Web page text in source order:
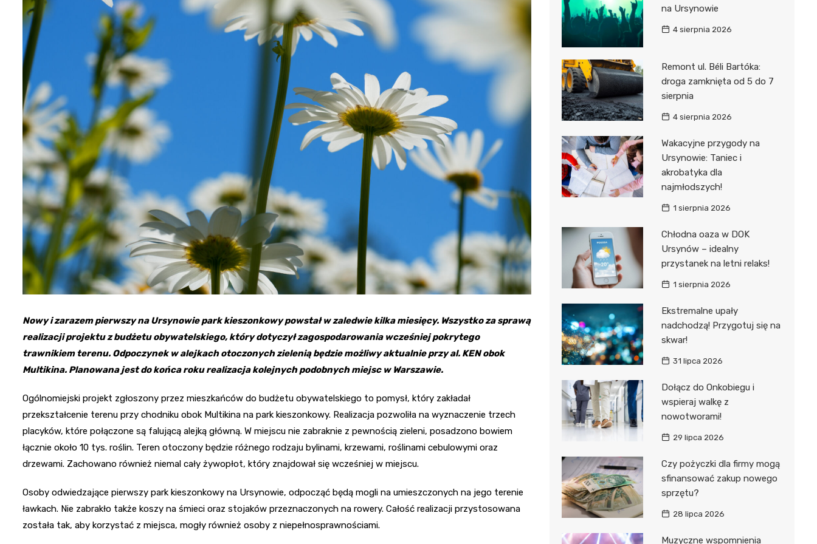
Kosmetyczka
Nowy i zarazem pierwszy na Ursynowie park kieszonkowy powstał w zaledwie kilka miesięcy. Wszystko za sprawą
realizacji projektu z budżetu obywatelskiego, który dotyczył zagospodarowania wcześniej pokrytego
trawnikiem terenu. Odpoczynek w alejkach otoczonych zielenią będzie możliwy aktualnie przy al. KEN obok
Multikina. Planowana jest do końca roku realizacja kolejnych podobnych miejsc w Warszawie.
Ogólnomiejski projekt zgłoszony przez mieszkańców do budżetu obywatelskiego to pomysł, który zakładał
przekształcenie terenu przy chodniku obok Multikina na park kieszonkowy. Realizacja pozwoliła na wyznaczenie trzech
placyków, które połączone są falującą alejką główną. W miejscu nie zabraknie z pewnością zieleni, posadzono bowiem
łącznie około 10 tys. roślin. Teren otoczony będzie różnego rodzaju bylinami, krzewami, roślinami cebulowymi oraz
drzewami. Zachowano również niemal cały żywopłot, który znajdował się wcześniej w miejscu.
Osoby odwiedzające pierwszy park kieszonkowy na Ursynowie, odpocząć będą mogli na umieszczonych na jego terenie
ławkach. Nie zabrakło także koszy na śmieci oraz stojaków przeznaczonych na rowery. Całość realizacji przystosowana
została tak, aby korzystać z miejsca, mogły również osoby z niepełnosprawnościami.
na Ursynowie
4 sierpnia 2026
Remont ul. Béli Bartóka:
droga zamknięta od 5 do 7
sierpnia
4 sierpnia 2026
Wakacyjne przygody na
Ursynowie: Taniec i
akrobatyka dla
najmłodszych!
1 sierpnia 2026
Chłodna oaza w DOK
Ursynów – idealny
przystanek na letni relaks!
1 sierpnia 2026
Ekstremalne upały
nadchodzą! Przygotuj się na
skwar!
31 lipca 2026
Dołącz do Onkobiegu i
wspieraj walkę z
nowotworami!
29 lipca 2026
Czy pożyczki dla firmy mogą
sfinansować zakup nowego
sprzętu?
28 lipca 2026
Muzyczne wspomnienia